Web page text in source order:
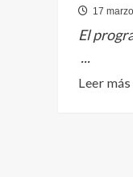
17
El
...
Leer más